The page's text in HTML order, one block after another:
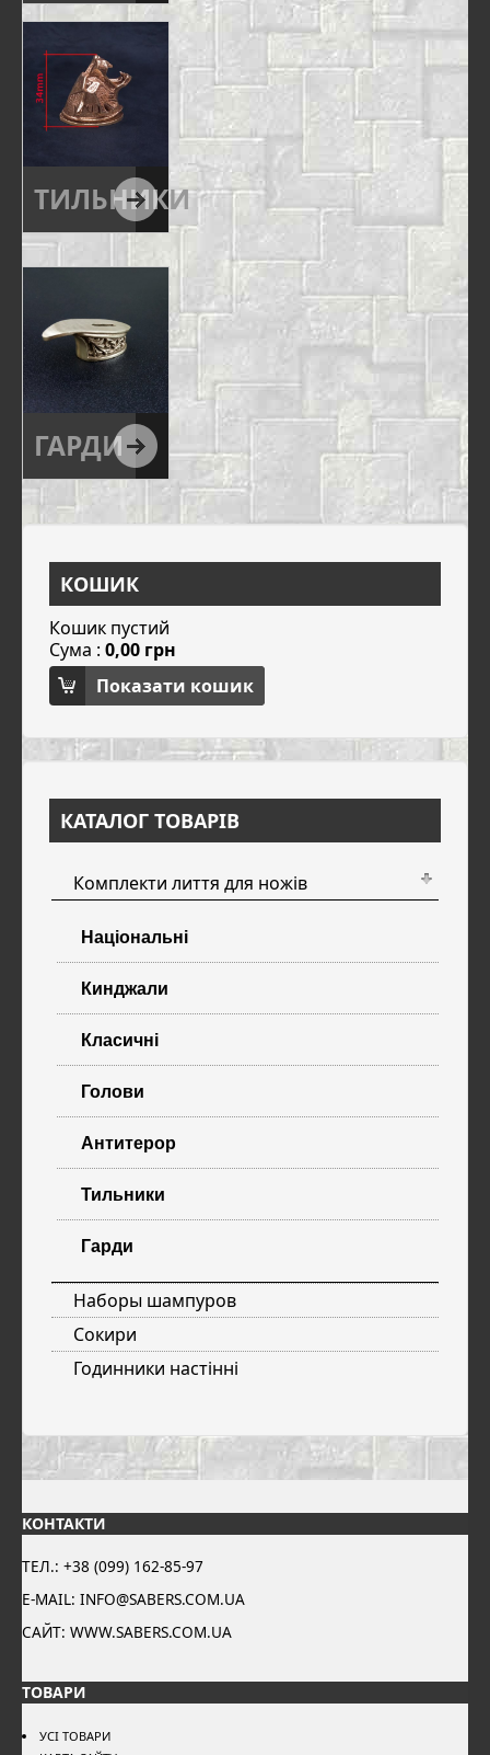
ТИЛЬНИКИ
ГАРДИ
КОШИК
Кошик пустий
Сума : 0,00 грн
Показати кошик
КАТАЛОГ ТОВАРІВ
Комплекти лиття для ножів
Національні
Кинджали
Класичні
Голови
Антитерор
Тильники
Гарди
Наборы шампуров
Сокири
Годинники настінні
КОНТАКТИ
ТЕЛ.: +38 (099) 162-85-97
E-MAIL: INFO@SABERS.COM.UA
САЙТ: WWW.SABERS.COM.UA
ТОВАРИ
УСІ ТОВАРИ